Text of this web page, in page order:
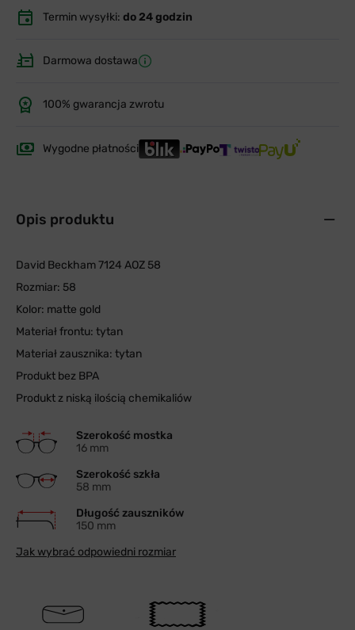
Termin wysyłki: do 24 godzin
Darmowa dostawa
100% gwarancja zwrotu
Wygodne płatności
Opis produktu
David Beckham 7124 AOZ 58
Rozmiar: 58
Kolor: matte gold
Materiał frontu: tytan
Materiał zausznika: tytan
Produkt bez BPA
Produkt z niską ilością chemikaliów
Szerokość mostka
16 mm
Szerokość szkła
58 mm
Długość zauszników
150 mm
Jak wybrać odpowiedni rozmiar